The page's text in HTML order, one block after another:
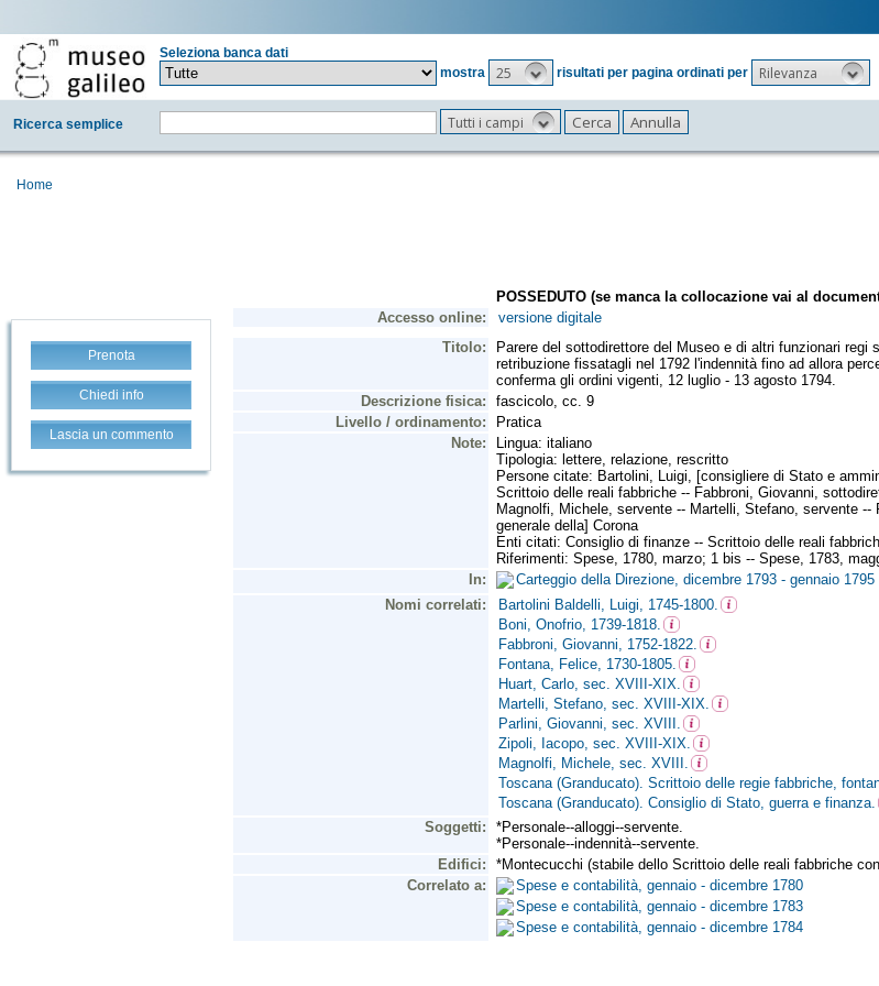
Seleziona banca dati
mostra
25 risultati per pagina ordinati per Rilevanza
Ricerca semplice Tutti i campi
Home
Prenota
Chiedi info
Lascia un commento